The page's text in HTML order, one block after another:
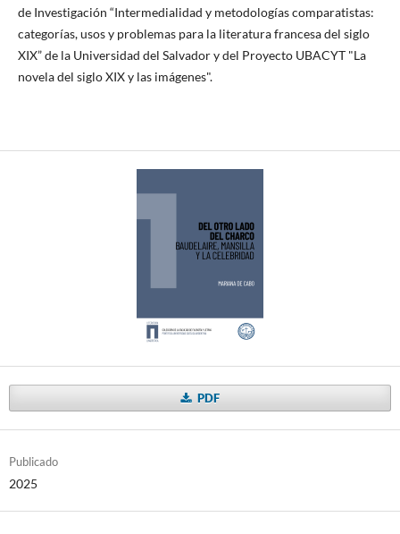
de Investigación “Intermedialidad y metodologías comparatistas:
categorías, usos y problemas para la literatura francesa del siglo
XIX” de la Universidad del Salvador y del Proyecto UBACYT "La
novela del siglo XIX y las imágenes".
PDF
Publicado
2025